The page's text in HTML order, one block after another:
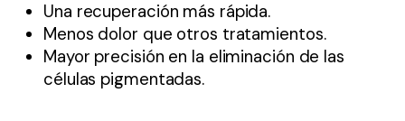
Una recuperación más rápida.
Menos dolor que otros tratamientos.
Mayor precisión en la eliminación de las
células pigmentadas.